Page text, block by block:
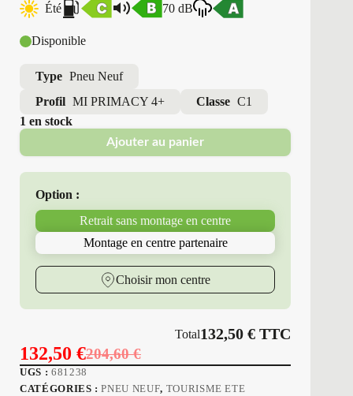
Été 70 dB
Disponible
Type Pneu Neuf
Profil MI PRIMACY 4+ Classe C1
1 en stock
Ajouter au panier
Option :
Retrait sans montage en centre
Montage en centre partenaire
Choisir mon centre
Total132,50€ TTC
204,60€
Le
prix
132,50 €
Le
prix
UGS : 681238
CATÉGORIES :PNEU NEUF, TOURISME ETE